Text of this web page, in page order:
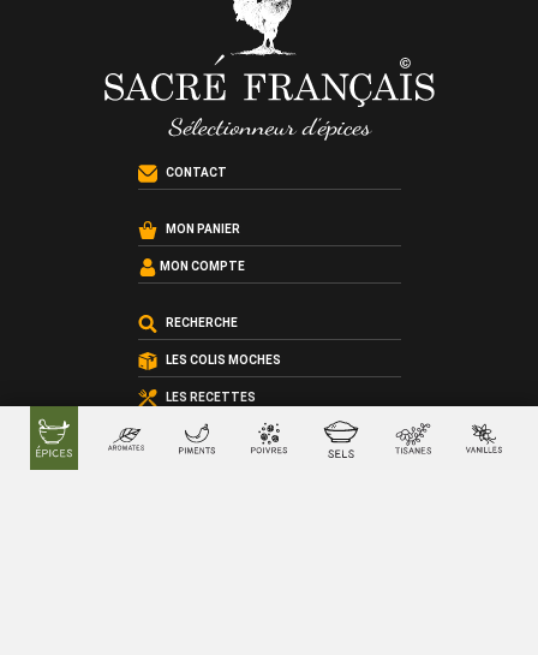
CONTACT
MON PANIER
MON COMPTE
RECHERCHE
LES COLIS MOCHES
LES RECETTES
LES ATELIERS CUISINE